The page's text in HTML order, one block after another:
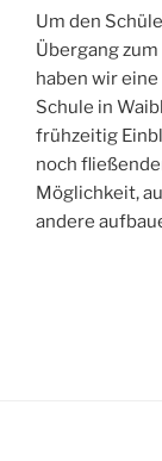
Um den
Übergang
haben wir
Schule in
frühzeitig
noch
Möglichkeit,
andere